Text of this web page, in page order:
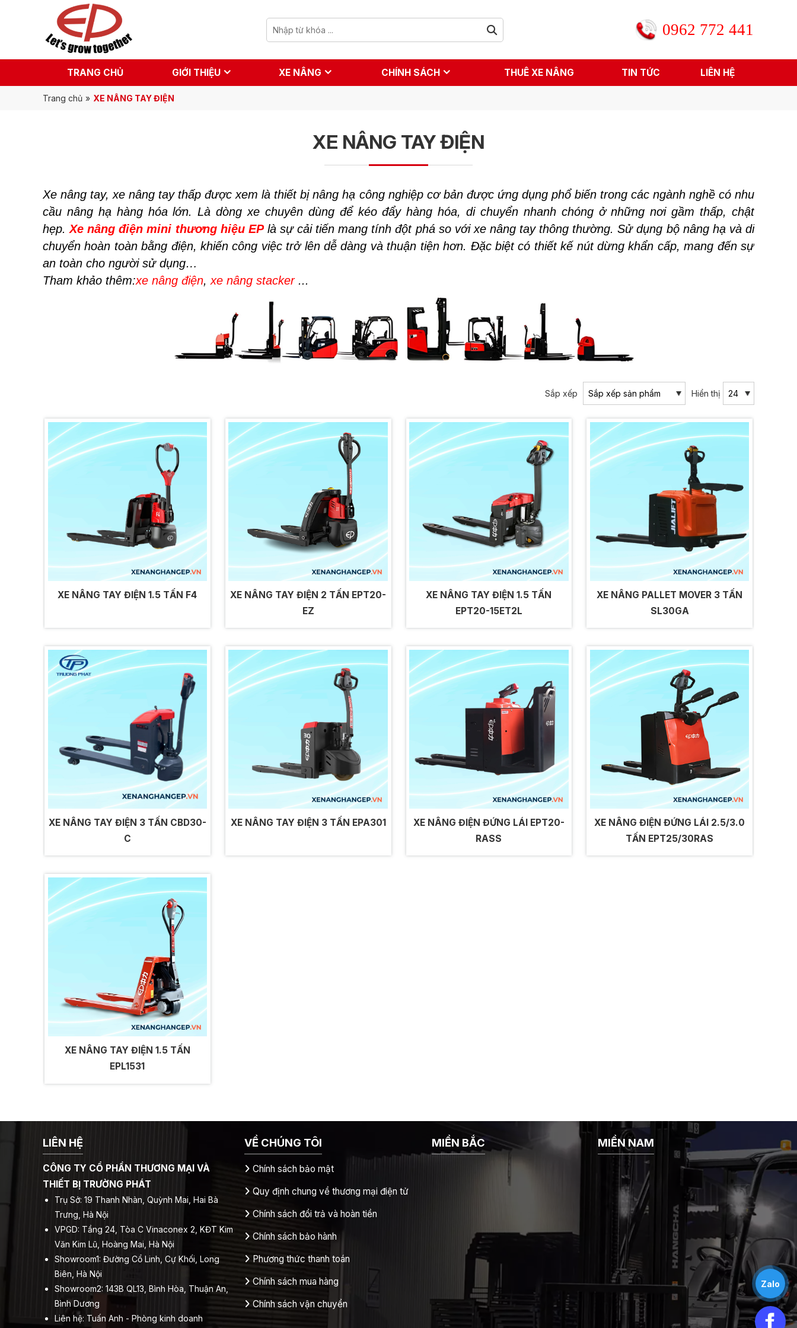
0962 772 441
TRANG CHỦ GIỚI THIỆU XE NÂNG CHÍNH SÁCH THUÊ XE NÂNG TIN TỨC LIÊN HỆ
Trang chủ » XE NÂNG TAY ĐIỆN
XE NÂNG TAY ĐIỆN
Xe nâng tay, xe nâng tay thấp được xem là thiết bị nâng hạ công nghiệp cơ bản được ứng dụng phổ biến trong các ngành nghề có nhu
cầu nâng hạ hàng hóa lớn. Là dòng xe chuyên dùng để kéo đẩy hàng hóa, di chuyển nhanh chóng ở những nơi gầm thấp, chật
hẹp.Xe nâng điện mini thương hiệu EP là sự cải tiến mang tính đột phá so với xe nâng tay thông thường. Sử dụng bộ nâng hạ và di
chuyển hoàn toàn bằng điện, khiến công việc trở lên dễ dàng và thuận tiện hơn. Đặc biệt có thiết kế nút dừng khẩn cấp, mang đến sự
an toàn cho người sử dụng…
Tham khảo thêm:xe nâng điện, xe nâng stacker ...
Sắp xếp Hiển thị
XE NÂNG TAY ĐIỆN 1.5 TẤN F4
XE NÂNG TAY ĐIỆN 2 TẤN EPT20-
EZ
XE NÂNG TAY ĐIỆN 1.5 TẤN
EPT20-15ET2L
XE NÂNG PALLET MOVER 3 TẤN
SL30GA
XE NÂNG TAY ĐIỆN 3 TẤN CBD30-
C
XE NÂNG TAY ĐIỆN 3 TẤN EPA301
XE NÂNG ĐIỆN ĐỨNG LÁI EPT20-
RASS
XE NÂNG ĐIỆN ĐỨNG LÁI 2.5/3.0
TẤN EPT25/30RAS
XE NÂNG TAY ĐIỆN 1.5 TẤN
EPL1531
LIÊN HỆ
CÔNG TY CỔ PHẦN THƯƠNG MẠI VÀ
THIẾT BỊ TRƯỜNG PHÁT
Trụ Sở: 19 Thanh Nhàn, Quỳnh Mai, Hai Bà
Trưng, Hà Nội
VPGD: Tầng 24, Tòa C Vinaconex 2, KĐT Kim
Văn Kim Lũ, Hoàng Mai, Hà Nội
Showroom1: Đường Cổ Linh, Cự Khối, Long
Biên, Hà Nội
Showroom2: 143B QL13, Bình Hòa, Thuận An,
Bình Dương
Liên hệ: Tuấn Anh - Phòng kinh doanh
VỀ CHÚNG TÔI
Chính sách bảo mật
Quy định chung về thương mại điện tử
Chính sách đổi trả và hoàn tiền
Chính sách bảo hành
Phương thức thanh toán
Chính sách mua hàng
Chính sách vận chuyển
MIỀN BẮC MIỀN NAM
Zalo